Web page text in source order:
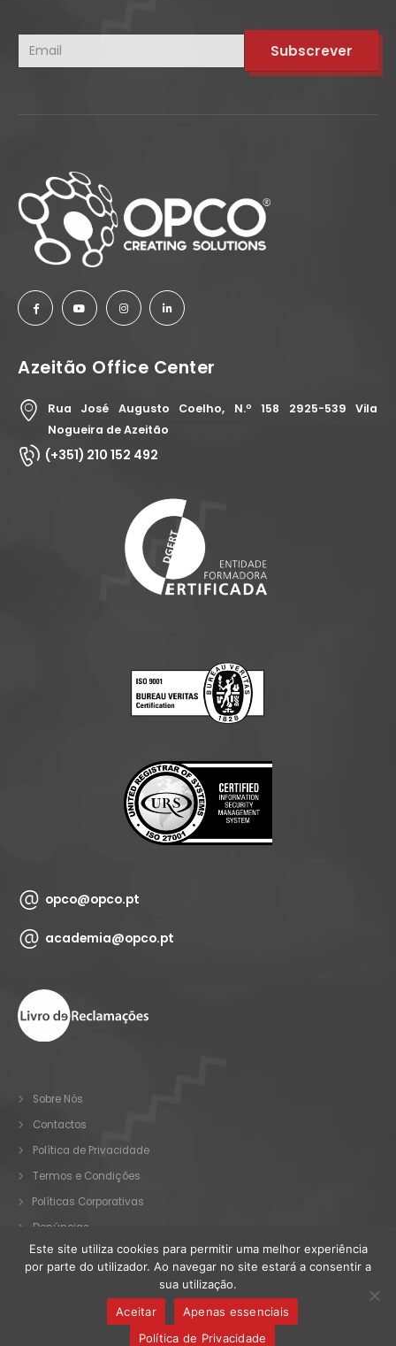
Azeitão Office Center
Rua José Augusto Coelho, N.º 158 2925-539 Vila
Nogueira de Azeitão
(+351) 210 152 492
opco@opco.pt
academia@opco.pt
Sobre Nós
Contactos
Política de Privacidade
Termos e Condições
Políticas Corporativas
Denúncias
© OPCO 2025. Todos os direitos reservados.
Este site utiliza cookies para permitir uma melhor experiência
por parte do utilizador. Ao navegar no site estará a consentir a
sua utilização.
Aceitar
Apenas essenciais
Política de Privacidade